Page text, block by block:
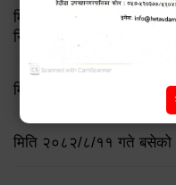
मिति २०८३ जेष्ठ १७ गते
निर्णय
मिति २०८२/८/२१ गते बसेको
मिति २०८२/८/११ गते बसेको